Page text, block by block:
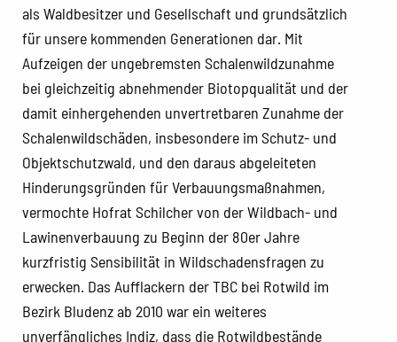
als Waldbesitzer und Gesellschaft und grundsätzlich
für unsere kommenden Generationen dar. Mit
Aufzeigen der ungebremsten Schalenwildzunahme
bei gleichzeitig abnehmender Biotopqualität und der
damit einhergehenden unvertretbaren Zunahme der
Schalenwildschäden, insbesondere im Schutz- und
Objektschutzwald, und den daraus abgeleiteten
Hinderungsgründen für Verbauungsmaßnahmen,
vermochte Hofrat Schilcher von der Wildbach- und
Lawinenverbauung zu Beginn der 80er Jahre
kurzfristig Sensibilität in Wildschadensfragen zu
erwecken. Das Aufflackern der TBC bei Rotwild im
Bezirk Bludenz ab 2010 war ein weiteres
unverfängliches Indiz, dass die Rotwildbestände